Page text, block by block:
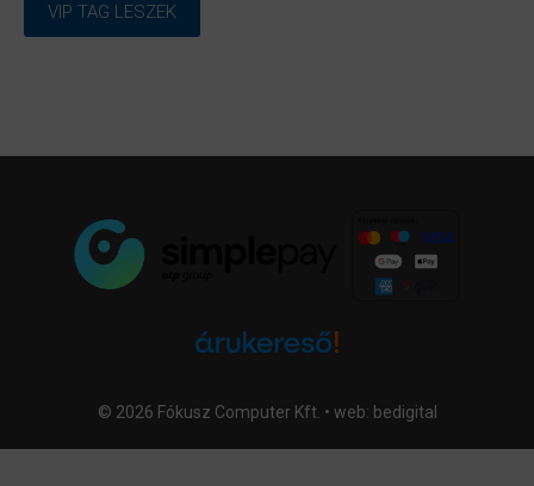
VIP TAG LESZEK
© 2026 Fókusz Computer Kft. • web: bedigital